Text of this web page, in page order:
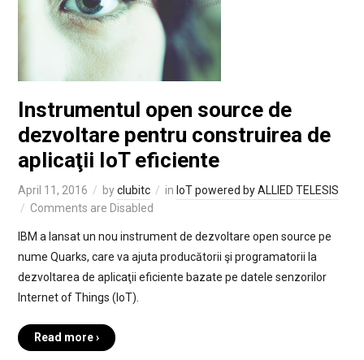
Instrumentul open source de
dezvoltare pentru construirea de
aplicaţii IoT eficiente
April 11, 2016 byclubitc in IoT powered by ALLIED TELESIS
Comments are Disabled
IBM a lansat un nou instrument de dezvoltare open source pe
nume Quarks, care va ajuta producătorii şi programatorii la
dezvoltarea de aplicaţii eficiente bazate pe datele senzorilor
Internet of Things (IoT).
Read more ›